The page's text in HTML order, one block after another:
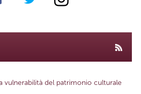
vulnerabilità del patrimonio culturale